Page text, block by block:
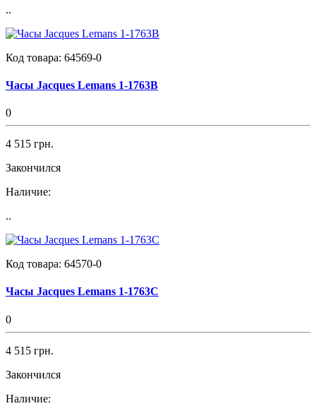
..
Код товара: 64569-0
Часы Jacques Lemans 1-1763B
0
4 515 грн.
Закончился
Наличие:
..
Код товара: 64570-0
Часы Jacques Lemans 1-1763C
0
4 515 грн.
Закончился
Наличие: